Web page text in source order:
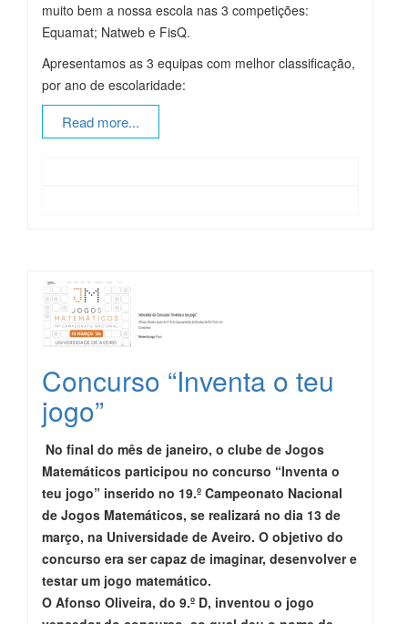
muito bem a nossa escola nas 3 competições:
Equamat; Natweb e FisQ.
Apresentamos as 3 equipas com melhor classificação,
por ano de escolaridade:
Read more...
Concurso “Inventa o teu
jogo”
No final do mês de janeiro, o clube de Jogos
Matemáticos participou no concurso “Inventa o
teu jogo” inserido no 19.º Campeonato Nacional
de Jogos Matemáticos, se realizará no dia 13 de
março, na Universidade de Aveiro. O objetivo do
concurso era ser capaz de imaginar, desenvolver e
testar um jogo matemático.
O Afonso Oliveira, do 9.º D, inventou o jogo